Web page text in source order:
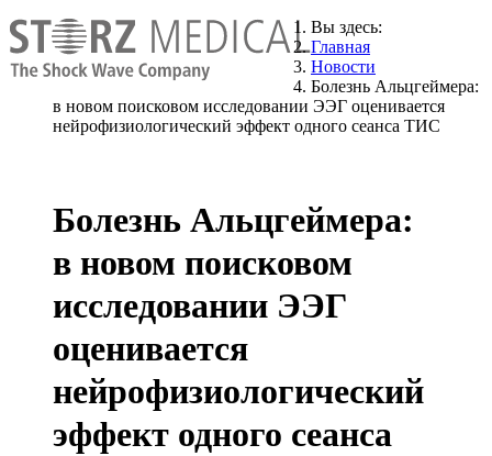
Вы здесь:
Главная
Новости
Болезнь Альцгеймера:
в новом поисковом исследовании ЭЭГ оценивается
нейрофизиологический эффект одного сеанса ТИС
Болезнь Альцгеймера:
в новом поисковом
исследовании ЭЭГ
оценивается
нейрофизиологический
эффект одного сеанса